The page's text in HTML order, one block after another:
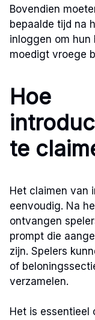
Bovendien
bepaalde tijd na
inloggen om hun
moedigt vroege
Hoe
te
Het claimen van
eenvoudig. Na
ontvangen
prompt die
zijn. Spelers
of
verzamelen.
Het is essentieel